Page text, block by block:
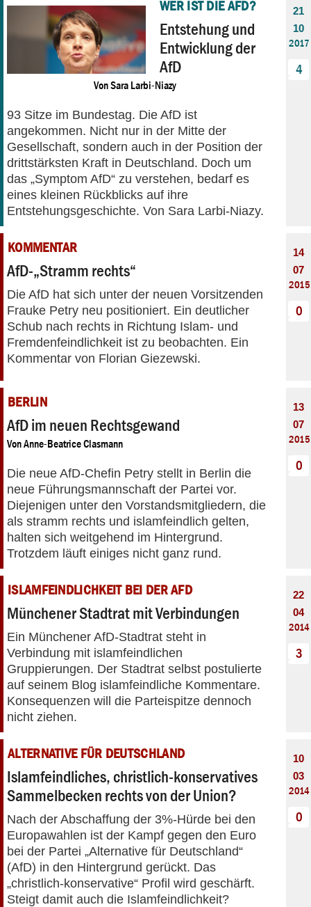
WER IST DIE AFD?
Entstehung und
Entwicklung der
AfD
VonSara Larbi-Niazy
93 Sitze im Bundestag. Die AfD ist
angekommen. Nicht nur in der Mitte der
Gesellschaft, sondern auch in der Position der
drittstärksten Kraft in Deutschland. Doch um
das „Symptom AfD“ zu verstehen, bedarf es
eines kleinen Rückblicks auf ihre
Entstehungsgeschichte. Von Sara Larbi-Niazy.
21
10
2017
4
KOMMENTAR
AfD-„Stramm rechts“
Die AfD hat sich unter der neuen Vorsitzenden
Frauke Petry neu positioniert. Ein deutlicher
Schub nach rechts in Richtung Islam- und
Fremdenfeindlichkeit ist zu beobachten. Ein
Kommentar von Florian Giezewski.
14
07
2015
0
BERLIN
AfD im neuen Rechtsgewand
VonAnne-Beatrice Clasmann
Die neue AfD-Chefin Petry stellt in Berlin die
neue Führungsmannschaft der Partei vor.
Diejenigen unter den Vorstandsmitgliedern, die
als stramm rechts und islamfeindlich gelten,
halten sich weitgehend im Hintergrund.
Trotzdem läuft einiges nicht ganz rund.
13
07
2015
0
ISLAMFEINDLICHKEIT BEI DER AFD
Münchener Stadtrat mit Verbindungen
Ein Münchener AfD-Stadtrat steht in
Verbindung mit islamfeindlichen
Gruppierungen. Der Stadtrat selbst postulierte
auf seinem Blog islamfeindliche Kommentare.
Konsequenzen will die Parteispitze dennoch
nicht ziehen.
22
04
2014
3
ALTERNATIVE FÜR DEUTSCHLAND
Islamfeindliches, christlich-konservatives
Sammelbecken rechts von der Union?
Nach der Abschaffung der 3%-Hürde bei den
Europawahlen ist der Kampf gegen den Euro
bei der Partei „Alternative für Deutschland“
(AfD) in den Hintergrund gerückt. Das
„christlich-konservative“ Profil wird geschärft.
Steigt damit auch die Islamfeindlichkeit?
10
03
2014
0